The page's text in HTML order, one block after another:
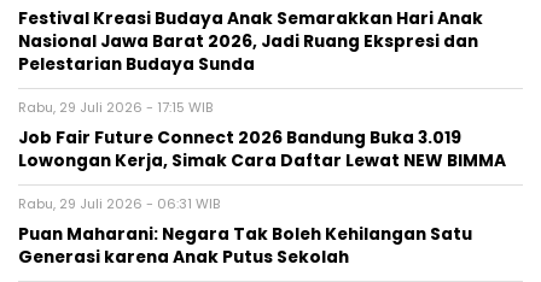
Festival Kreasi Budaya Anak Semarakkan Hari Anak
Nasional Jawa Barat 2026, Jadi Ruang Ekspresi dan
Pelestarian Budaya Sunda
Rabu, 29 Juli 2026 - 17:15 WIB
Job Fair Future Connect 2026 Bandung Buka 3.019
Lowongan Kerja, Simak Cara Daftar Lewat NEW BIMMA
Rabu, 29 Juli 2026 - 06:31 WIB
Puan Maharani: Negara Tak Boleh Kehilangan Satu
Generasi karena Anak Putus Sekolah